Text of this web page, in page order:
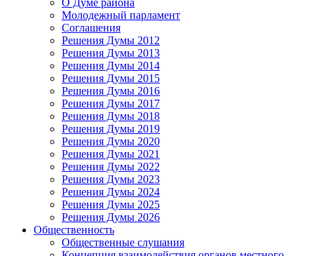
Молодежный парламент
Соглашения
Решения Думы 2012
Решения Думы 2013
Решения Думы 2014
Решения Думы 2015
Решения Думы 2016
Решения Думы 2017
Решения Думы 2018
Решения Думы 2019
Решения Думы 2020
Решения Думы 2021
Решения Думы 2022
Решения Думы 2023
Решения Думы 2024
Решения Думы 2025
Решения Думы 2026
Общественность
Общественные слушания